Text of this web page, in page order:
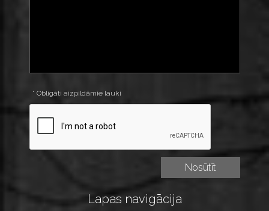
* Obligāti aizpildāmie lauki
Lapas navigācija